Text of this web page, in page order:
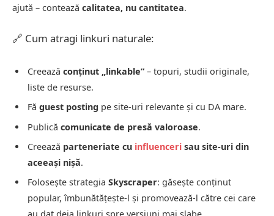
ajută – contează calitatea, nu cantitatea.
🔗 Cum atragi linkuri naturale:
Creează conținut „linkable” – topuri, studii originale,
liste de resurse.
Fă guest posting pe site-uri relevante și cu DA mare.
Publică comunicate de presă valoroase.
Creează parteneriate cu influenceri sau site-uri din
aceeași nișă.
Folosește strategia Skyscraper: găsește conținut
popular, îmbunătățește-l și promovează-l către cei care